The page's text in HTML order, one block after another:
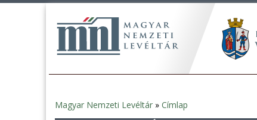
Jelenlegi
Magyar Nemzeti Levéltár » Címlap